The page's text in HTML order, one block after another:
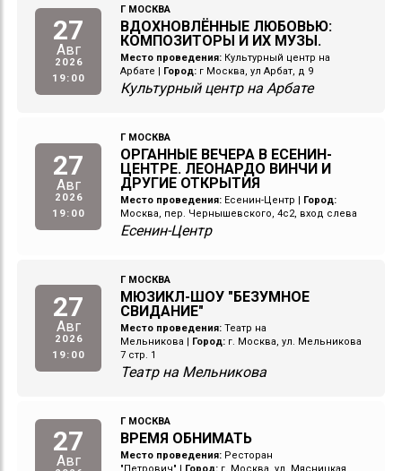
27
Авг
2026
19:00
Г МОСКВА
ВДОХНОВЛЁННЫЕ ЛЮБОВЬЮ:
КОМПОЗИТОРЫ И ИХ МУЗЫ.
Место проведения: Культурный центр на
Арбате
Город: г Москва, ул Арбат, д 9
Культурный центр на Арбате
27
Авг
2026
19:00
Г МОСКВА
ОРГАННЫЕ ВЕЧЕРА В ЕСЕНИН-
ЦЕНТРЕ. ЛЕОНАРДО ВИНЧИ И
ДРУГИЕ ОТКРЫТИЯ
Место проведения: Есенин-Центр
Город:
Москва, пер. Чернышевского, 4с2, вход слева
Есенин-Центр
27
Авг
2026
19:00
Г МОСКВА
МЮЗИКЛ-ШОУ "БЕЗУМНОЕ
СВИДАНИЕ"
Место проведения: Театр на
Мельникова
Город: г. Москва, ул. Мельникова
7 стр. 1
Театр на Мельникова
27
Авг
Г МОСКВА
ВРЕМЯ ОБНИМАТЬ
Место проведения: Ресторан